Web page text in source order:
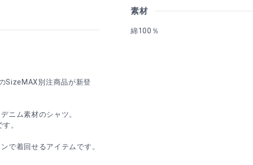
SizeMAX別注商品が新登
ニム素材のシャツ。
。
で着回せるアイテムです。
素材
綿100％